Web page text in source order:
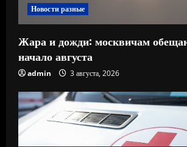
Новости разные
Жара и дожди: москвичам
начало августа
admin 3 августа, 2026